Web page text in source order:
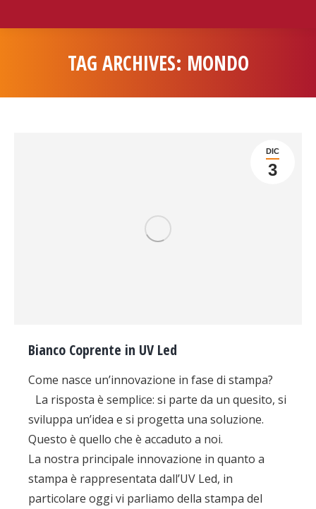
TAG ARCHIVES: MONDO
DIC
3
Bianco Coprente in UV Led
Come nasce un’innovazione in fase di stampa?
La risposta è semplice: si parte da un quesito, si
sviluppa un’idea e si progetta una soluzione.
Questo è quello che è accaduto a noi.
La nostra principale innovazione in quanto a
stampa è rappresentata dall’UV Led, in
particolare oggi vi parliamo della stampa del